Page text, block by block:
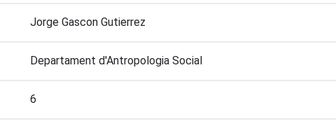
Jorge Gascon Gutierrez
Departament d'Antropologia Social
6